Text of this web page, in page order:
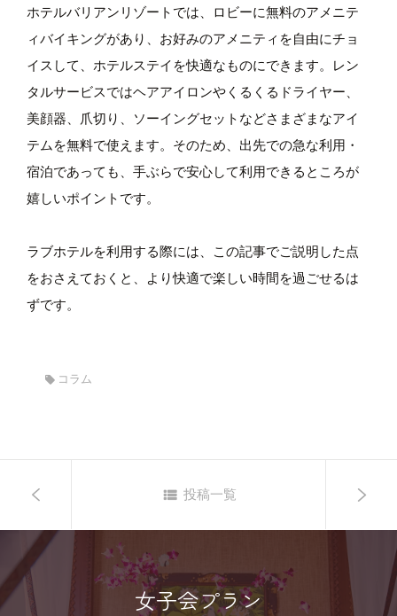
ホテルバリアンリゾートでは、ロビーに無料のアメニテ
ィバイキングがあり、お好みのアメニティを自由にチョ
イスして、ホテルステイを快適なものにできます。レン
タルサービスではヘアアイロンやくるくるドライヤー、
美顔器、爪切り、ソーイングセットなどさまざまなアイ
テムを無料で使えます。そのため、出先での急な利用・
宿泊であっても、手ぶらで安心して利用できるところが
嬉しいポイントです。
ラブホテルを利用する際には、この記事でご説明した点
をおさえておくと、より快適で楽しい時間を過ごせるは
ずです。
コラム
投稿一覧
女子会プラン